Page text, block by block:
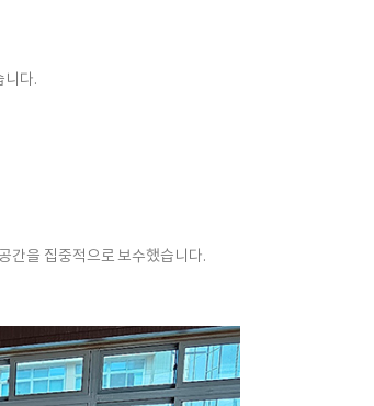
니다.
간을 집중적으로 보수했습니다.